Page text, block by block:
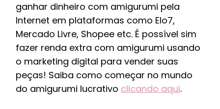
ganhar dinheiro com amigurumi pela
Internet em plataformas como Elo7,
Mercado Livre, Shopee etc. É possível sim
fazer renda extra com amigurumi usando
o marketing digital para vender suas
peças! Saiba como começar no mundo
do amigurumi lucrativo clicando aqui.